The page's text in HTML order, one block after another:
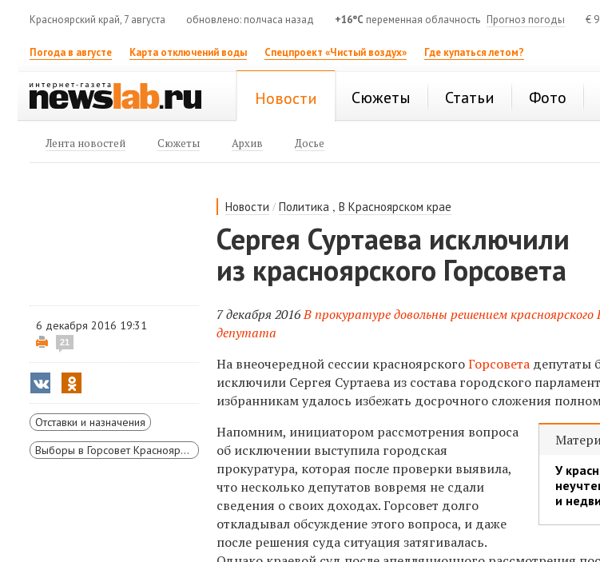
Красноярский край, 7 августа обновлено: полчаса назад +16°C переменная облачность Прогноз погоды €
Погода в августе Карта отключений воды Спецпроект «Чистый воздух» Где купаться летом?
Новости Сюжеты Статьи Фото
Лента новостей Сюжеты Архив Досье
Новости /Политика ,В Красноярском крае
Сергея Суртаева исключили
из красноярского Горсовета
6 декабря 2016 19:31
21
Отставки и назначения
Выборы в Горсовет Красноярска
7 декабря 2016В прокуратуре довольны решением
депутата
На внеочередной сессии красноярскогоГорсовета депутаты
исключили Сергея Суртаева из состава городского
избранникам удалось избежать досрочного сложения
У
и
Напомним, инициатором рассмотрения вопроса
об исключении выступила городская
прокуратура, которая после проверки выявила,
что несколько депутатов вовремя не сдали
сведения о своих доходах. Горсовет долго
откладывал обсуждение этого вопроса, и даже
после решения суда ситуация затягивалась.